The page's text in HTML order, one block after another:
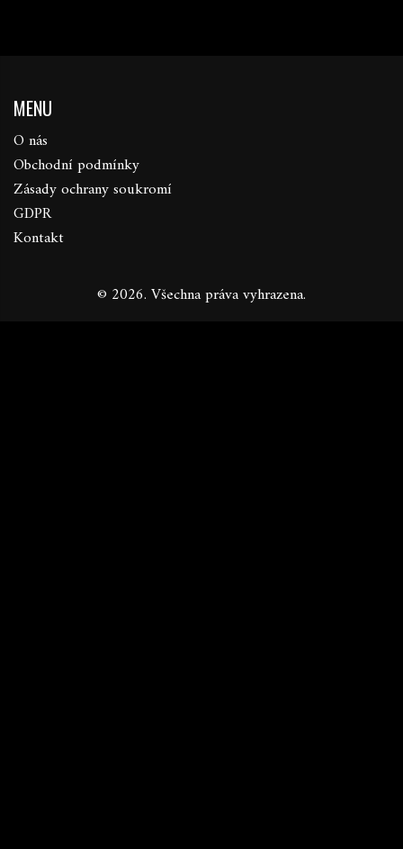
MENU
O nás
Obchodní podmínky
Zásady ochrany soukromí
GDPR
Kontakt
© 2026. Všechna práva vyhrazena.